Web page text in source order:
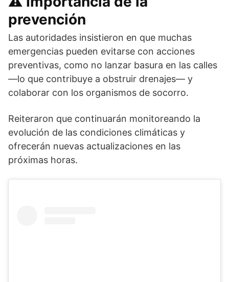
prevención
Las autoridades insistieron en que muchas
emergencias pueden evitarse con acciones
preventivas, como no lanzar basura en las calles
—lo que contribuye a obstruir drenajes— y
colaborar con los organismos de socorro.
Reiteraron que continuarán monitoreando la
evolución de las condiciones climáticas y
ofrecerán nuevas actualizaciones en las
próximas horas.